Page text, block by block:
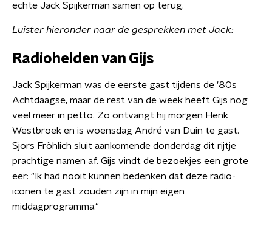
echte Jack Spijkerman samen op terug.
Luister hieronder naar de gesprekken met Jack:
Radiohelden van Gijs
Jack Spijkerman was de eerste gast tijdens de '80s
Achtdaagse, maar de rest van de week heeft Gijs nog
veel meer in petto. Zo ontvangt hij morgen Henk
Westbroek en is woensdag André van Duin te gast.
Sjors Fröhlich sluit aankomende donderdag dit rijtje
prachtige namen af. Gijs vindt de bezoekjes een grote
eer: "Ik had nooit kunnen bedenken dat deze radio-
iconen te gast zouden zijn in mijn eigen
middagprogramma."